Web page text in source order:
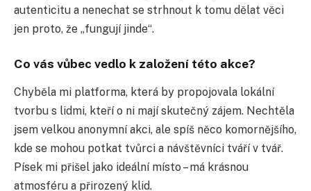
autenticitu a nenechat se strhnout k tomu dělat věci
jen proto, že „fungují jinde“.
Co vás vůbec vedlo k založení této akce?
Chyběla mi platforma, která by propojovala lokální
tvorbu s lidmi, kteří o ni mají skutečný zájem. Nechtěla
jsem velkou anonymní akci, ale spíš něco komornějšího,
kde se mohou potkat tvůrci a návštěvníci tváří v tvář.
Písek mi přišel jako ideální místo – má krásnou
atmosféru a přirozený klid.